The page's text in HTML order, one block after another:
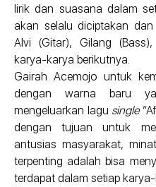
lirik dan suasana dalam
akan selalu diciptakan
Alvi (Gitar), Gilang
karya-karya berikutnya.
Gairah Acemojo untuk
dengan warna baru
mengeluarkan lagu single
dengan tujuan untuk
antusias masyarakat,
terpenting adalah bisa
terdapat dalam setiap karya-